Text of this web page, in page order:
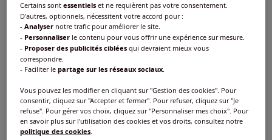
Fond de robe viscose
Couleur :noir
Choisir une couleur :
Certains sontessentiels et ne requièrent pas votre consentement.
D'autres, optionnels, nécessitent votre accord pour :
-Analyser notre trafic pour améliorer le site.
- Personnaliser le contenu pour vous offrir une expérience sur mesure.
- Proposer des publicités ciblées qui devraient mieux vous
correspondre.
- Faciliter lepartage sur les réseaux sociaux.
Vous pouvez les modifier en cliquant sur "Gestion des cookies". Pour
consentir, cliquez sur "Accepter et fermer". Pour refuser, cliquez sur "Je
refuse". Pour gérer vos choix, cliquez sur "Personnaliser mes choix". Pour
en savoir plus sur l'utilisation des cookies et vos droits, consultez notre
politique des cookies.